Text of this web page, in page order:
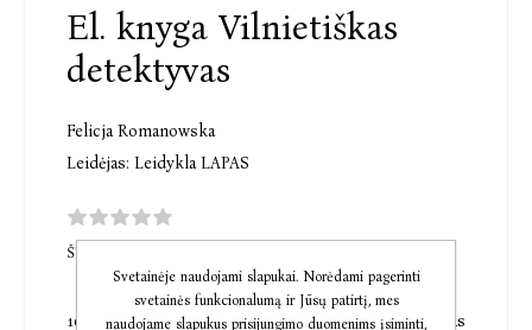
El. knyga Vilnietiškas
detektyvas
Felicja Romanowska
Leidėjas: Leidykla LAPAS
ŠI PREKĖ DAR NETURI KOMENTARŲ
1933 metų gegužės 12 dieną Vilnių kaip žaibas
Svetainėje naudojami slapukai. Norėdami pagerinti
svetainės funkcionalumą ir Jūsų patirtį, mes
naudojame slapukus prisijungimo duomenims įsiminti,